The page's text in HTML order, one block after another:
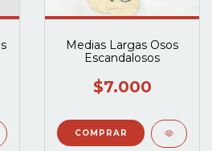
Medias Largas Osos
Escandalosos
$7.000